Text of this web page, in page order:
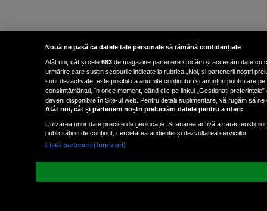
Nouă ne pasă ca datele tale personale să rămână confidențiale
Atât noi, cât și cele 683 de magazine partenere stocăm și accesăm date cu
urmărire care susțin scopurile indicate la rubrica „Noi, și partenerii noștri
sunt dezactivate, este posibil ca anumite conținuturi și anunțuri publicitare
consimțământul, în orice moment, dând clic pe linkul „Gestionați
deveni disponibile în Site-ul web. Pentru detalii suplimentare, vă rugăm să
Atât noi, cât și partenerii noștri prelucrăm datele pentru a oferi:
Utilizarea unor date precise de geolocație. Scanarea activă a
publicității și de conținut, cercetarea audienței și dezvoltarea serviciilor.
Listă parteneri (furnizori)